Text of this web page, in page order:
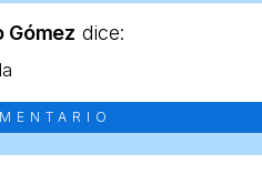
Gómez dice: